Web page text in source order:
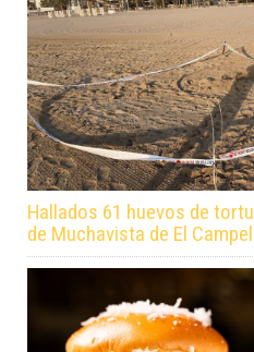
Hallados 61 huevos de
de Muchavista de El